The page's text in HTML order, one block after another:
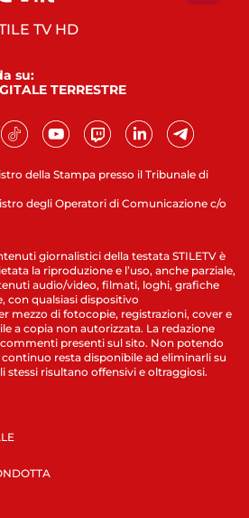
della Stampa presso il Tribunale di
degli Operatori di Comunicazione c/o
TV HD
su:
TERRESTRE
giornalistici della testata STILETV è
la riproduzione e l’uso, anche parziale,
audio/video, filmati, loghi, grafiche
con qualsiasi dispositivo
mezzo di fotocopie, registrazioni, cover e
a copia non autorizzata. La redazione
presenti sul sito. Non potendo
resta disponibile ad eliminarli su
stessi risultano offensivi e oltraggiosi.